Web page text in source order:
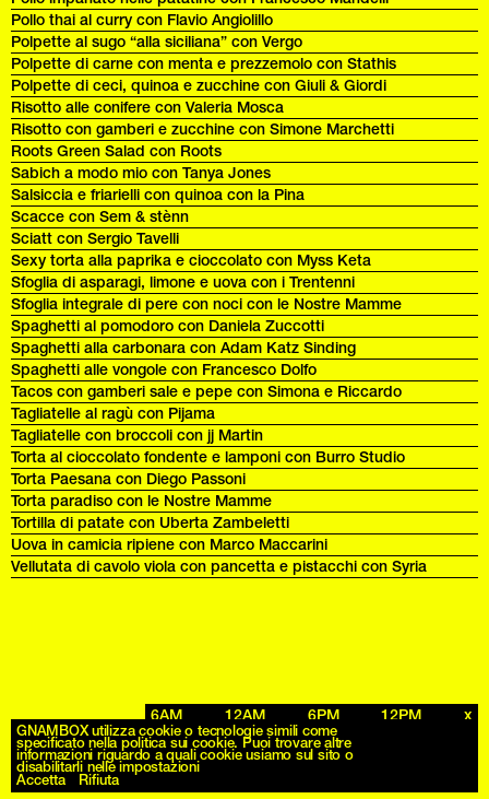
Pollo thai al curry con Flavio Angiolillo
Polpette al sugo “alla siciliana” con Vergo
Polpette di carne con menta e prezzemolo con Stathis
Polpette di ceci, quinoa e zucchine con Giuli & Giordi
Risotto alle conifere con Valeria Mosca
Risotto con gamberi e zucchine con Simone Marchetti
Roots Green Salad con Roots
Sabich a modo mio con Tanya Jones
Salsiccia e friarielli con quinoa con la Pina
Scacce con Sem & stènn
Sciatt con Sergio Tavelli
Sexy torta alla paprika e cioccolato con Myss Keta
Sfoglia di asparagi, limone e uova con i Trentenni
Sfoglia integrale di pere con noci con le Nostre Mamme
Spaghetti al pomodoro con Daniela Zuccotti
Spaghetti alla carbonara con Adam Katz Sinding
Spaghetti alle vongole con Francesco Dolfo
Tacos con gamberi sale e pepe con Simona e Riccardo
Tagliatelle al ragù con Pijama
Tagliatelle con broccoli con jj Martin
Torta al cioccolato fondente e lamponi con Burro Studio
Torta Paesana con Diego Passoni
Torta paradiso con le Nostre Mamme
Tortilla di patate con Uberta Zambeletti
Uova in camicia ripiene con Marco Maccarini
Vellutata di cavolo viola con pancetta e pistacchi con Syria
Archives
6AM 12AM 6PM 12PM x
GNAMBOX utilizza cookie o tecnologie simili come
specificato nella politica sui cookie. Puoi trovare altre
informazioni riguardo a quali cookie usiamo sul sito o
disabilitarli nelle impostazioni
Accetta Rifiuta